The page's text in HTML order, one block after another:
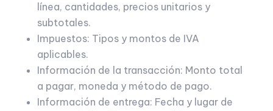
línea, cantidades, precios unitarios y
subtotales.
Impuestos: Tipos y montos de IVA
aplicables.
Información de la transacción: Monto total
a pagar, moneda y método de pago.
Información de entrega: Fecha y lugar de